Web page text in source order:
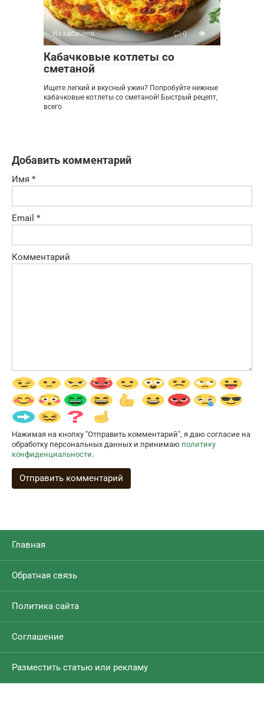
Из кабачков 0
Кабачковые котлеты со
сметаной
Ищете легкий и вкусный ужин? Попробуйте нежные
кабачковые котлеты со сметаной! Быстрый рецепт,
всего
Добавить комментарий
Имя *
Email *
Комментарий
Нажимая на кнопку "Отправить комментарий", я даю согласие на
обработку персональных данных и принимаю политику
конфиденциальности.
Главная
Обратная связь
Политика сайта
Соглашение
Разместить статью или рекламу